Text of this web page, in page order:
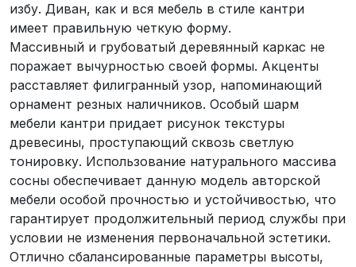
избу. Диван, как и вся мебель в стиле кантри
имеет правильную четкую форму.
Массивный и грубоватый деревянный каркас не
поражает вычурностью своей формы. Акценты
расставляет филигранный узор, напоминающий
орнамент резных наличников. Особый шарм
мебели кантри придает рисунок текстуры
древесины, проступающий сквозь светлую
тонировку. Использование натурального массива
сосны обеспечивает данную модель авторской
мебели особой прочностью и устойчивостью, что
гарантирует продолжительный период службы при
условии не изменения первоначальной эстетики.
Отлично сбалансированные параметры высоты,